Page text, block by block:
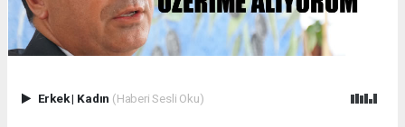
Erkek| Kadın (Haberi Sesli Oku)